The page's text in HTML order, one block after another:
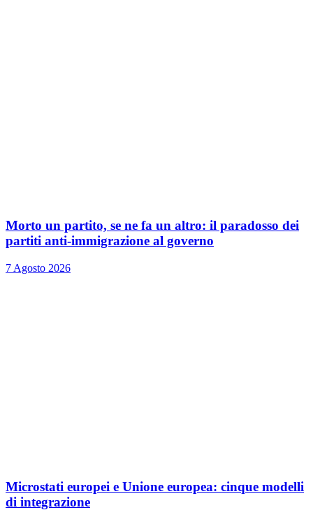
Morto un partito, se ne fa un altro: il paradosso dei
partiti anti-immigrazione al governo
7 Agosto 2026
Microstati europei e Unione europea: cinque modelli
di integrazione